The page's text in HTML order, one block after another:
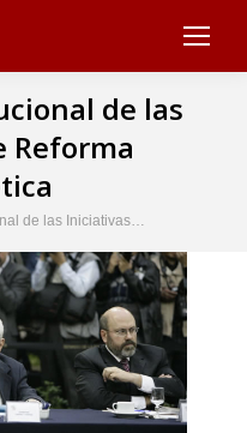
de las
Reforma
de las Iniciativas…